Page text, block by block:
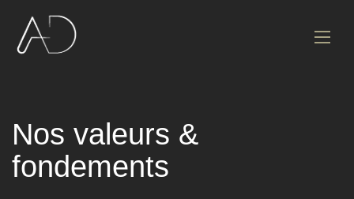
Nos valeurs &
fondements